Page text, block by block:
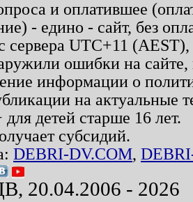
и оплатившее
- едино - сайт, без
сервера UTC+11
ошибки на
информации о
на актуальные
детей старше 16 лет.
субсидий.
DEBRI-DV.COM,
20.04.2006 - 2026